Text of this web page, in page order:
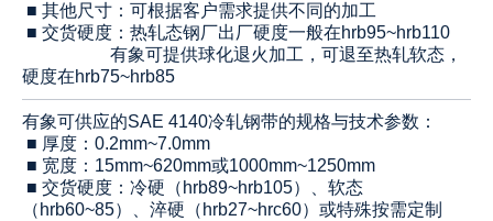
■ 其他尺寸：可根据客户需求提供不同的加工
■ 交货硬度：热轧态钢厂出厂硬度一般在hrb95~hrb110
有象可提供球化退火加工，可退至热轧软态，
硬度在hrb75~hrb85
有象可供应的SAE 4140冷轧钢带的规格与技术参数：
■ 厚度：0.2mm~7.0mm
■ 宽度：15mm~620mm或1000mm~1250mm
■ 交货硬度：冷硬（hrb89~hrb105）、软态
（hrb60~85）、淬硬（hrb27~hrc60）或特殊按需定制